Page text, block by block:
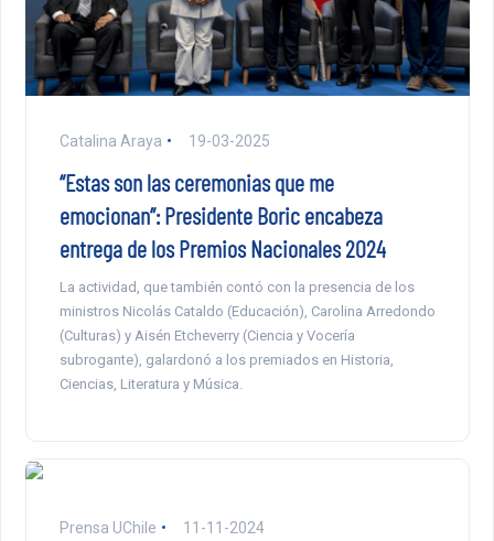
Catalina Araya 19-03-2025
“Estas son las ceremonias que me
emocionan”: Presidente Boric encabeza
entrega de los Premios Nacionales 2024
La actividad, que también contó con la presencia de los
ministros Nicolás Cataldo (Educación), Carolina Arredondo
(Culturas) y Aisén Etcheverry (Ciencia y Vocería
subrogante), galardonó a los premiados en Historia,
Ciencias, Literatura y Música.
Prensa UChile 11-11-2024